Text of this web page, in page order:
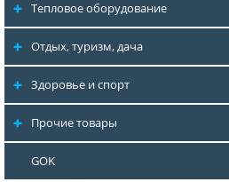
Тепловое оборудование
Отдых, туризм, дача
Здоровье и спорт
Прочие товары
GOK